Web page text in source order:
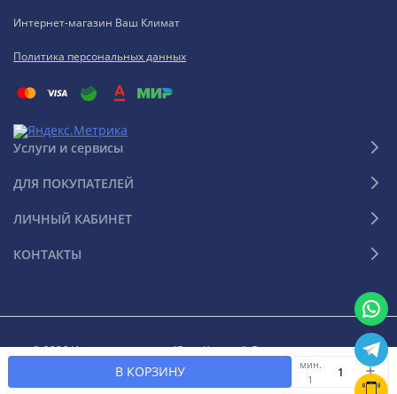
В КОРЗИНУ
мин.
1
Интернет-магазин Ваш Климат
Политика персональных данных
Услуги и сервисы
ДЛЯ ПОКУПАТЕЛЕЙ
ЛИЧНЫЙ КАБИНЕТ
КОНТАКТЫ
© 2026 Интернет-магазин "Ваш Климат". Все права защищены